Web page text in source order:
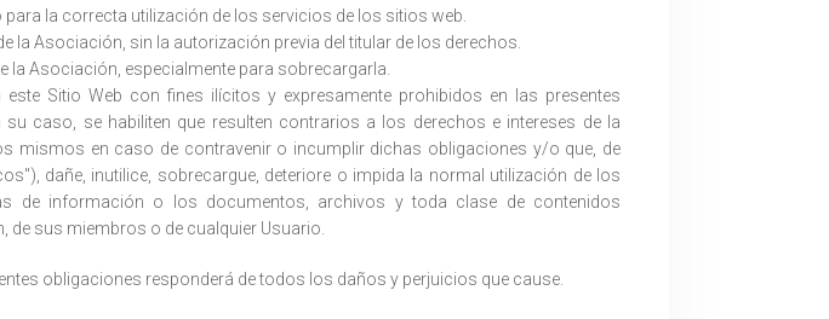
la correcta utilización de los servicios de los sitios web.
la Asociación, sin la autorización previa del titular de los derechos.
Asociación, especialmente para sobrecargarla.
Sitio Web con fines ilícitos y expresamente prohibidos en las presentes
caso, se habiliten que resulten contrarios a los derechos e intereses de la
mismos en caso de contravenir o incumplir dichas obligaciones y/o que, de
dañe, inutilice, sobrecargue, deteriore o impida la normal utilización de los
de información o los documentos, archivos y toda clase de contenidos
sus miembros o de cualquier Usuario.
obligaciones responderá de todos los daños y perjuicios que cause.